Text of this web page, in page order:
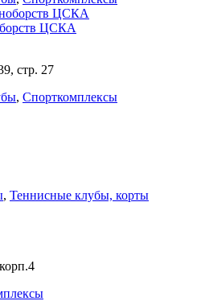
ЦСКА
стр. 27
, Спорткомплексы
, Теннисные клубы, корты